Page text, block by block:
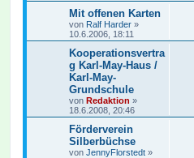
Mit offenen Karten
von Ralf Harder »
10.6.2006, 18:11
Kooperationsvertra
g Karl-May-Haus /
Karl-May-
Grundschule
von Redaktion »
18.6.2008, 20:46
Förderverein
Silberbüchse
von JennyFlorstedt »